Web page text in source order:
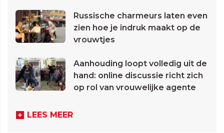
Russische charmeurs laten even
zien hoe je indruk maakt op de
vrouwtjes
Aanhouding loopt volledig uit de
hand: online discussie richt zich
op rol van vrouwelijke agente
LEES MEER